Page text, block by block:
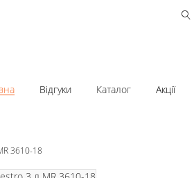
Відгуки Каталог Акції
3610-18